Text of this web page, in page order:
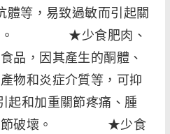
體等，易致過敏而引起關
化。 ★少食肥肉、
品，因其產生的酮體、
物和炎症介質等，可抑
起和加重關節疼痛、腫
關節破壞。 ★少食